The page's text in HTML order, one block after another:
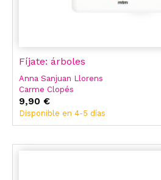
Fíjate: árboles
Anna Sanjuan Llorens
Carme Clopés
9,90 €
Disponible en 4-5 días